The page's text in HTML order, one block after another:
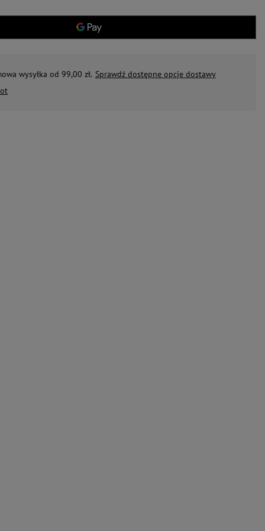
wysyłka od 99,00 zł. Sprawdź dostępne opcje dostawy
zł